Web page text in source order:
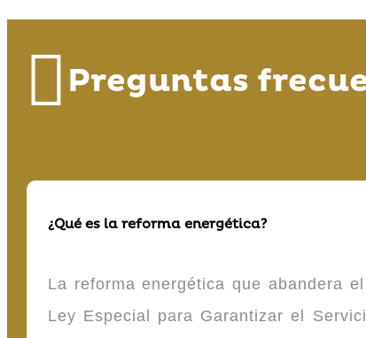
Preguntas
¿Qué es la reforma energética?
La reforma energética que abandera
Ley Especial para Garantizar el